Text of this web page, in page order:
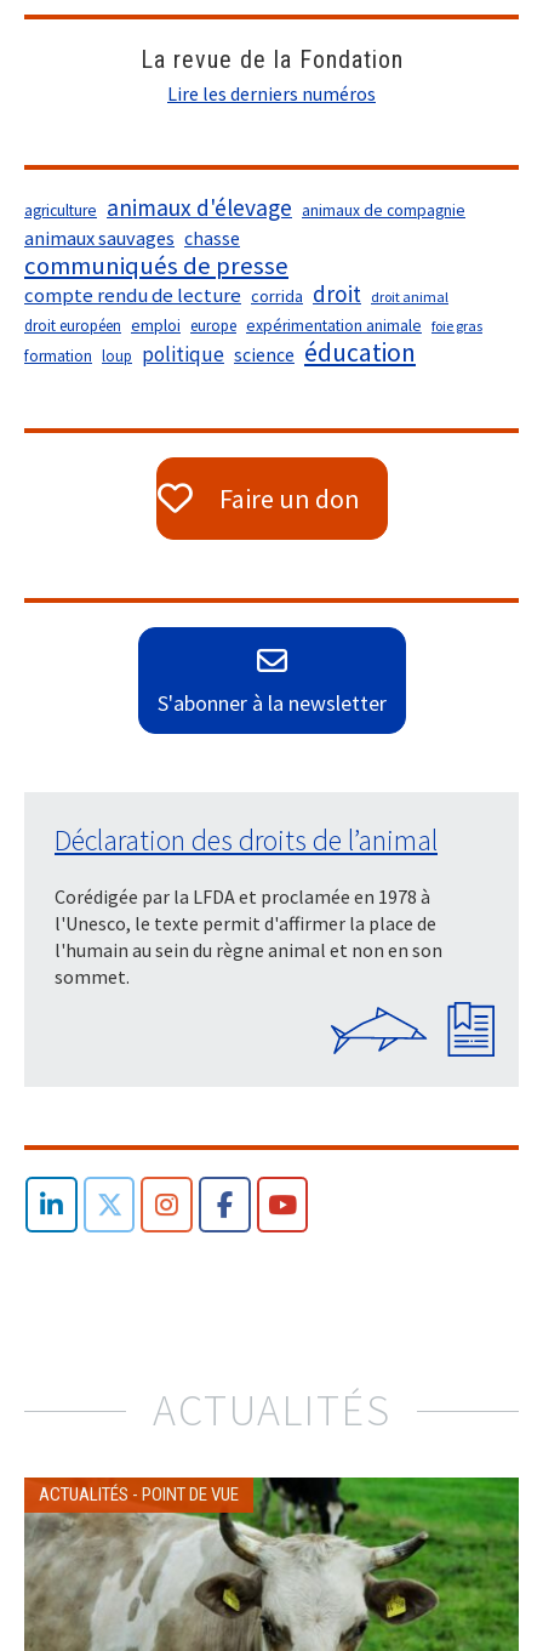
La revue de la Fondation
Lire les derniers numéros
agriculture animaux d'élevage animaux de compagnie
animaux sauvages chasse
communiqués de presse
compte rendu de lecture corrida droit droit animal
droit européen emploi europe expérimentation animale foie gras
formation loup politique science éducation
Faire un don
S'abonner à la newsletter
Déclaration des droits de l’animal
Corédigée par la LFDA et proclamée en 1978 à
l'Unesco, le texte permit d'affirmer la place de
l'humain au sein du règne animal et non en son
sommet.
ACTUALITÉS
ACTUALITÉS - POINT DE VUE